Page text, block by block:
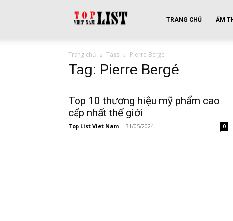
list
vietnam
TRANG CHỦ ẨM
Trang chủ Tags Pierre Bergé
Tag: Pierre Bergé
Top 10 thương hiệu mỹ phẩm cao
cấp nhất thế giới
Top List Viet Nam - 31/05/2024 0